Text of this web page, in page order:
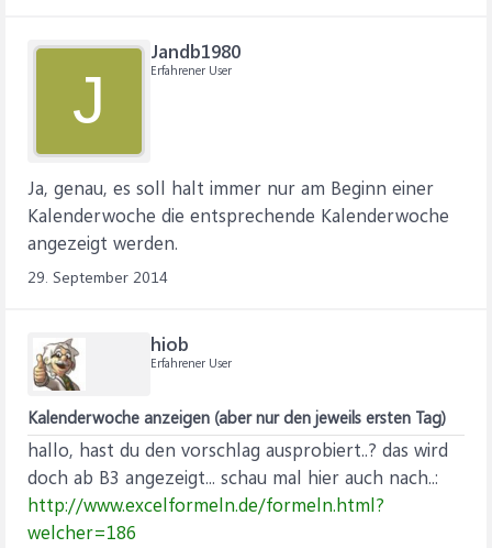
J
Jandb1980
Erfahrener User
Ja, genau, es soll halt immer nur am Beginn einer
Kalenderwoche die entsprechende Kalenderwoche
angezeigt werden.
29. September 2014
hiob
Erfahrener User
Kalenderwoche anzeigen (aber nur den jeweils ersten Tag)
hallo, hast du den vorschlag ausprobiert..? das wird
doch ab B3 angezeigt... schau mal hier auch nach..:
http://www.excelformeln.de/formeln.html?
welcher=186